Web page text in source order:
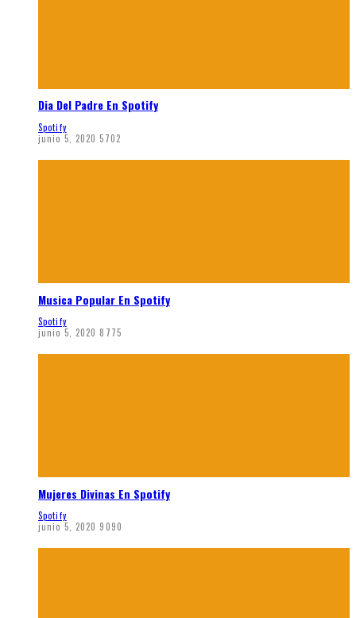
Dia Del Padre En Spotify
Spotify
junio 5, 2020 5702
Musica Popular En Spotify
Spotify
junio 5, 2020 8775
Mujeres Divinas En Spotify
Spotify
junio 5, 2020 9090